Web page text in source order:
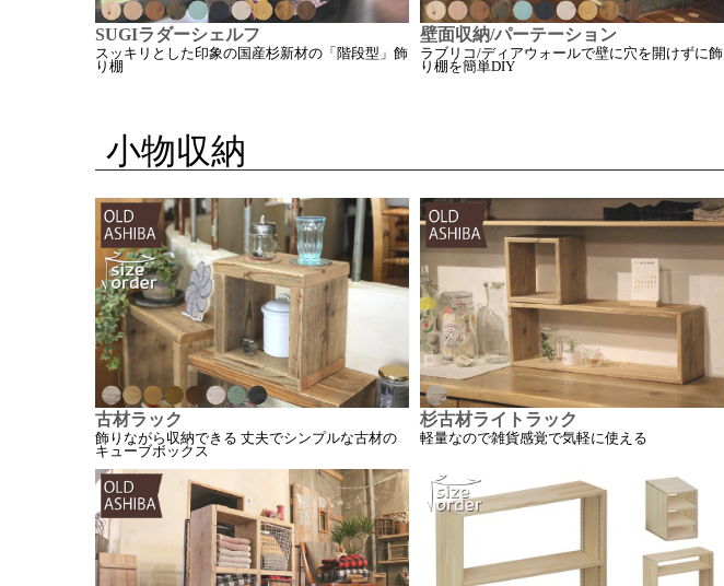
SUGIラダーシェルフ
スッキリとした印象の国産杉新材の「階段型」飾
り棚
壁面収納/パーテーション
ラブリコ/ディアウォールで壁に穴を開けずに飾
り棚を簡単DIY
小物収納
古材ラック
飾りながら収納できる 丈夫でシンプルな古材の
キューブボックス
杉古材ライトラック
軽量なので雑貨感覚で気軽に使える